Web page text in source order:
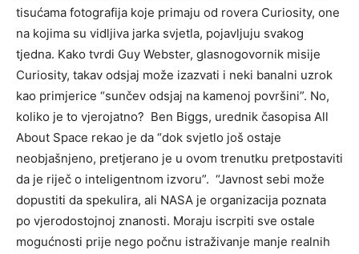
tisućama fotografija koje primaju od rovera Curiosity, one
na kojima su vidljiva jarka svjetla, pojavljuju svakog
tjedna. Kako tvrdi Guy Webster, glasnogovornik misije
Curiosity, takav odsjaj može izazvati i neki banalni uzrok
kao primjerice “sunčev odsjaj na kamenoj površini”. No,
koliko je to vjerojatno? Ben Biggs, urednik časopisa All
About Space rekao je da “dok svjetlo još ostaje
neobjašnjeno, pretjerano je u ovom trenutku pretpostaviti
da je riječ o inteligentnom izvoru”. “Javnost sebi može
dopustiti da spekulira, ali NASA je organizacija poznata
po vjerodostojnoj znanosti. Moraju iscrpiti sve ostale
mogućnosti prije nego počnu istraživanje manje realnih